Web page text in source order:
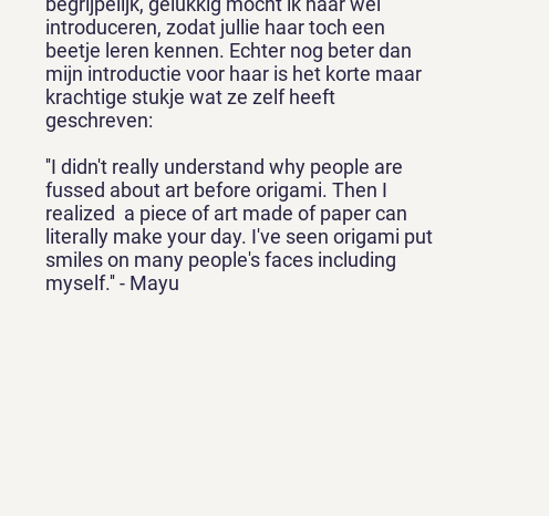
introduceren, zodat jullie haar toch een
beetje leren kennen. Echter nog beter dan
mijn introductie voor haar is het korte maar
krachtige stukje wat ze zelf heeft
geschreven:
''I didn't really understand why people are
fussed about art before origami. Then I
realized a piece of art made of paper can
literally make your day. I've seen origami put
smiles on many people's faces including
myself.'' - Mayu